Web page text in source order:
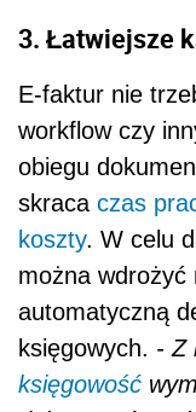
3. Łatwiejsze
E-faktur nie
workflow czy
obiegu
skraca czas
koszty. W celu
można wdrożyć
automatyczną
księgowych. - Z
księgowość